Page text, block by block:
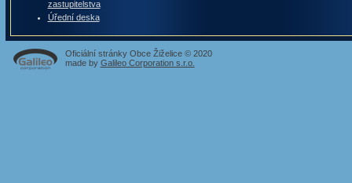
zastupitelstva
Úřední deska
Oficiální stránky Obce Žiželice © 2020
made by Galileo Corporation s.r.o.